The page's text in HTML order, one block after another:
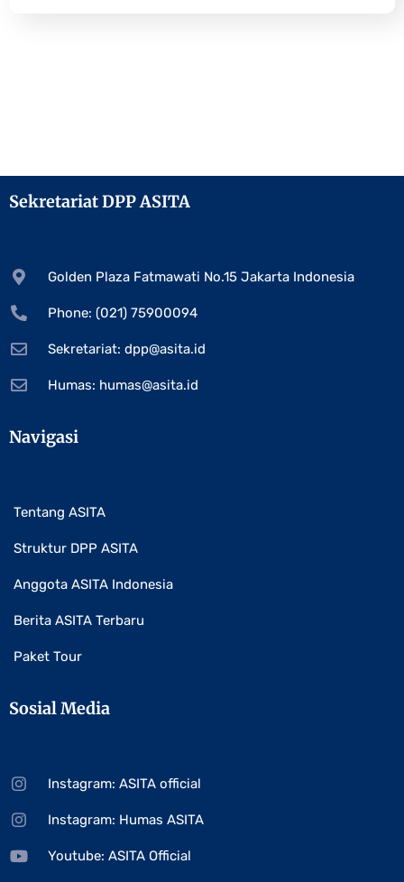
Sekretariat DPP ASITA
Golden Plaza Fatmawati No.15 Jakarta Indonesia
Phone: (021) 75900094
Sekretariat: dpp@asita.id
Humas: humas@asita.id
Navigasi
Tentang ASITA
Struktur DPP ASITA
Anggota ASITA Indonesia
Berita ASITA Terbaru
Paket Tour
Sosial Media
Instagram: ASITA official
Instagram: Humas ASITA
Youtube: ASITA Official